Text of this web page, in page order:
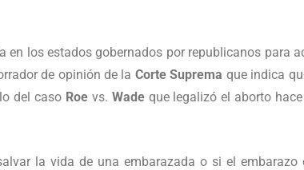
los estados gobernados por republicanos para
de opinión de la Corte Suprema que indica
del caso Roevs. Wadeque legalizó el aborto
la vida de una embarazada o si el embarazo